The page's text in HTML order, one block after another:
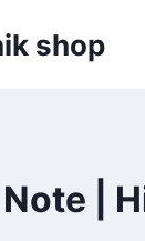
shop
Note |